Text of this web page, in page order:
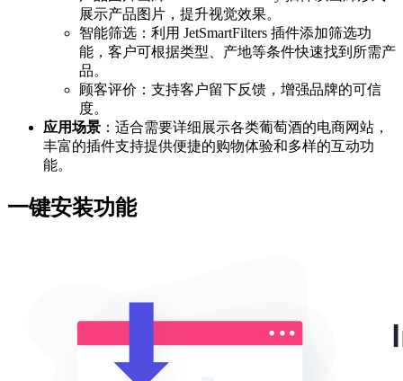
展示产品图片，提升视觉效果。
智能筛选：利用 JetSmartFilters 插件添加筛选功
能，客户可根据类型、产地等条件快速找到所需产
品。
顾客评价：支持客户留下反馈，增强品牌的可信
度。
应用场景 ：适合需要详细展示各类葡萄酒的电商网站，
丰富的插件支持提供便捷的购物体验和多样的互动功
能。
一键安装功能